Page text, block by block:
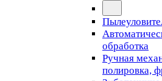
обработка
Ручная
полировка,